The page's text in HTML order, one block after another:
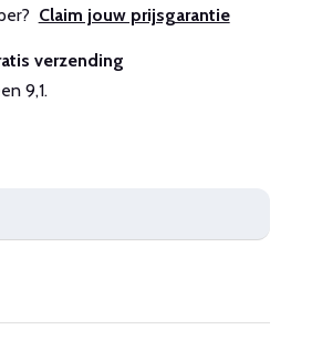
Claim jouw prijsgarantie
verzending
9,1.